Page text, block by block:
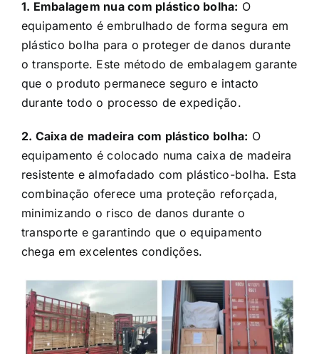
equipamento é embrulhado de forma segura em
plástico bolha para o proteger de danos durante
o transporte. Este método de embalagem garante
que o produto permanece seguro e intacto
durante todo o processo de expedição.
equipamento é colocado numa caixa de madeira
resistente e almofadado com plástico-bolha. Esta
combinação oferece uma proteção reforçada,
minimizando o risco de danos durante o
transporte e garantindo que o equipamento
chega em excelentes condições.